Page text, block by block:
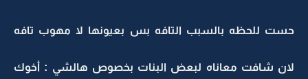
حست للحظه بالسبب التافه بس بعيونها لا مهوب تافه
لان شافت معاناه لبعض البنات بخصوص هالشي : أخوك